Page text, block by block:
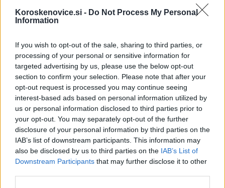
Koroskenovice.si - Do Not Process My Personal
Information
If you wish to opt-out of the sale, sharing to third parties, or
processing of your personal or sensitive information for
targeted advertising by us, please use the below opt-out
section to confirm your selection. Please note that after your
opt-out request is processed you may continue seeing
interest-based ads based on personal information utilized by
us or personal information disclosed to third parties prior to
your opt-out. You may separately opt-out of the further
disclosure of your personal information by third parties on the
IAB’s list of downstream participants. This information may
also be disclosed by us to third parties on the IAB’s List of
Downstream Participants that may further disclose it to other
stanovalke z ogljikovim monoksidom. Odpeljana je bila
v Splošno bolnišnico Celje, kjer je bilo ugotovljeno, da je
44-letna ženska utrpela blažjo obliko zastrupitve z
ogljikovim monoksidom in je bila odpuščena domov. Do
ogleda, ki ga bodo skupaj z zdravstveno inšpektorico
opravili v jutranjih urah današnjega dne, je dimnikar
prepovedal uporabo vseh peči v treh stanovanjih.
Današnje javljanje zaključujejo z opozorilom vsem
udeležencem cestnega prometa, da ob
napovedanem sneženju hitrost vožnje prilagodijo